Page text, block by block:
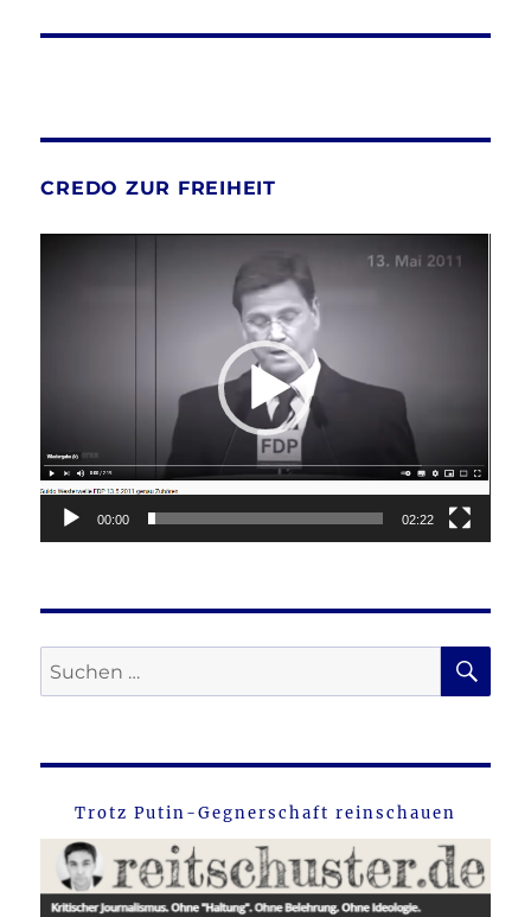
CREDO ZUR FREIHEIT
00:00 02:22
Suche
nach:
Trotz Putin-Gegnerschaft reinschauen